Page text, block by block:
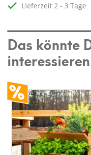
Lieferzeit 2 - 3 Tage
Das könnte
interessieren